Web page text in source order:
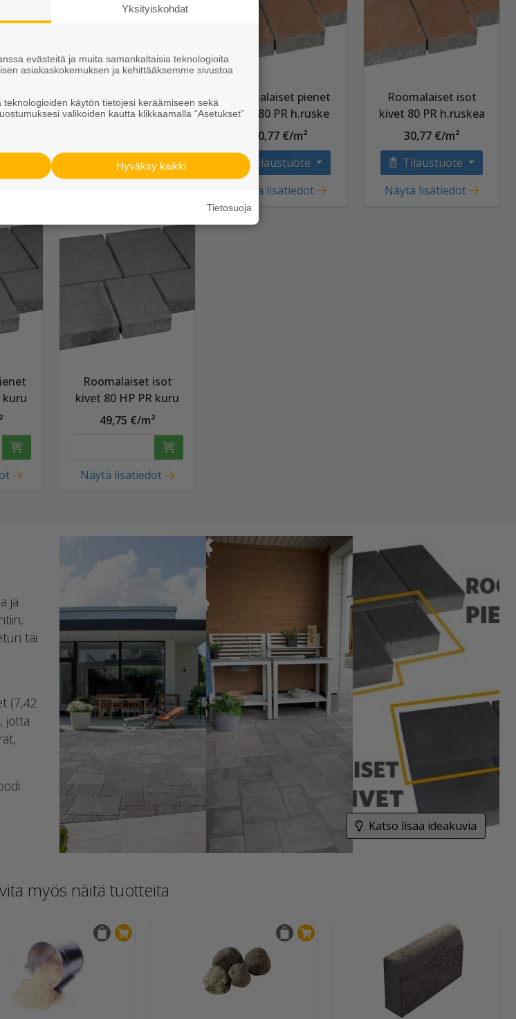
Roomalaiset isot
kivet 80 PR harmaa
Roomalaiset pienet
kivet 80 PR h.ruske
30,77 €/m²
Tilaustuote
Näytä lisätiedot
Roomalaiset isot
kivet 80 PR h.ruskea
30,77 €/m²
Tilaustuote
Näytä lisätiedot
kuru
Roomalaiset isot
kivet 80 HP PR kuru
49,75 €/m²
Näytä lisätiedot
ja
tai
(7,42
jotta
Katso lisää ideakuvia
myös näitä tuotteita
Yksityiskohdat
evästeitä ja muita samankaltaisia teknologioita
asiakaskokemuksen ja kehittääksemme sivustoa
käytön tietojesi keräämiseen sekä
valikoiden kautta klikkaamalla “Asetukset”
Hyväksy kaikki
Tietosuoja